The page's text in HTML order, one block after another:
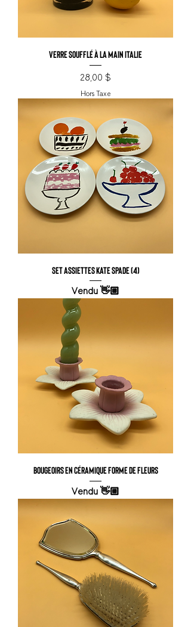
Verre soufflé à la main Italie
Prix
28,00 $
Hors Taxe
Set assiettes Kate Spade (4)
Vendu 👋🏼
Bougeoirs en céramique forme de fleurs
Vendu 👋🏼